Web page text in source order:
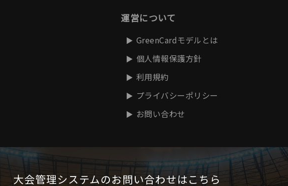
運営について
GreenCardモデルとは
個人情報保護方針
利用規約
プライバシーポリシー
お問い合わせ
大会管理システムのお問い合わせはこちら